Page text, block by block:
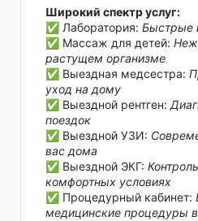
Широкий спектр услуг:
✅ Лаборатория: Быстрые
✅ Массаж для детей:
растущем организме
✅ Выездная медсестра:
уход на дому
✅ Выездной рентген:
поездок
✅ Выездной УЗИ:
вас дома
✅ Выездной ЭКГ:
комфортных условиях
✅ Процедурный кабинет:
медицинские процедуры